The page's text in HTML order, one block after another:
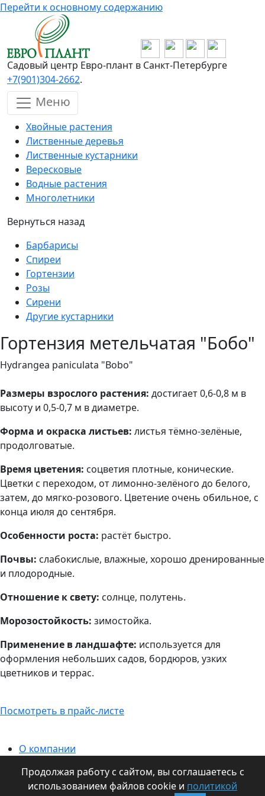
Перейти к основному содержанию
Садовый центр Евро-плант в Санкт-Петербурге
+7(901)304-2662.
Меню
Хвойные растения
Лиственные деревья
Лиственные кустарники
Вересковые
Водные растения
Многолетники
Вернуться назад
Барбарисы
Спиреи
Гортензии
Розы
Сирени
Другие кустарники
Гортензия метельчатая "Бобо"
Hydrangea paniculata "Bobo"
Размеры взрослого растения: достигает 0,6-0,8 м в
высоту и 0,5-0,7 м в диаметре.
Форма и окраска листьев: листья тёмно-зелёные,
продолговатые.
Время цветения: соцветия плотные, конические.
Цветки с переходом, от лимонно-зелёного до белого,
затем, до мягко-розового. Цветение очень обильное, с
конца июля до сентября.
Особенности роста: растёт быстро.
Почвы: слабокислые, влажные, хорошо дренированные
и плодородные.
Отношение к свету: солнце, полутень.
Морозостойкость: зимостойка.
Применение в ландшафте: используется для
оформления небольших садов, бордюров, узких
цветников и террас.
Посмотреть в прайс-листе
О компании
Контакты
Статьи
Продолжая работу с сайтом, вы соглашаетесь с
использованием файлов cookie и политикой